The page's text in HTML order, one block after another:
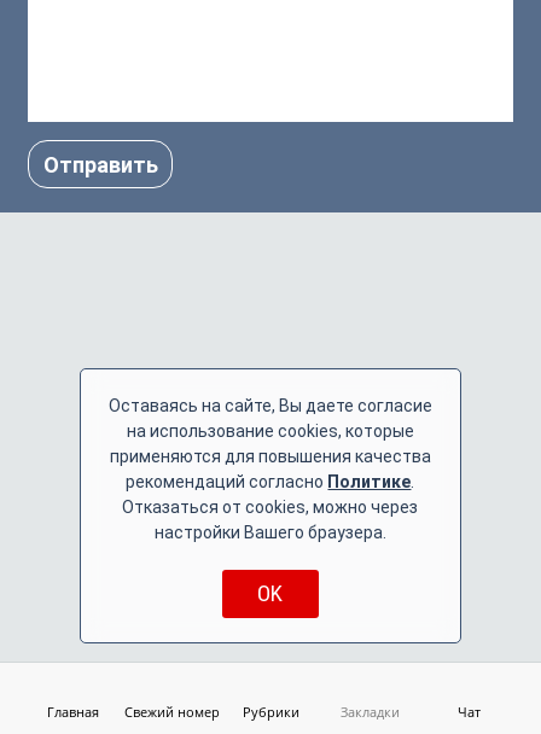
Главная Свежий номер Рубрики Закладки Чат
Оставаясь на сайте, Вы даете согласие
на использование cookies, которые
применяются для повышения качества
рекомендаций согласно Политике
Отказаться от cookies, можно через
настройки Вашего браузера.
OK